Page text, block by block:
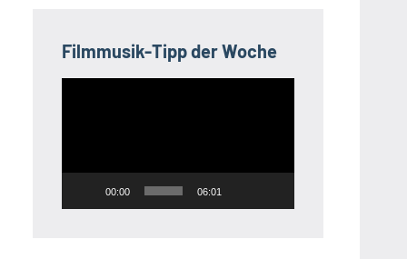
Filmmusik-Tipp der Woche
00:00 06:01